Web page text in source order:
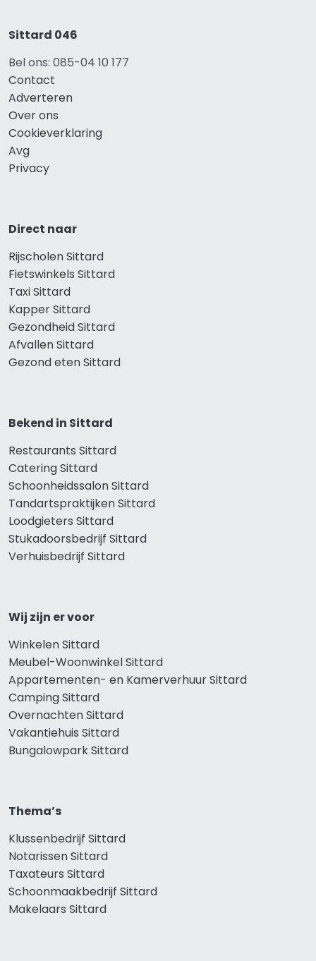
Sittard 046
Bel ons: 085-04 10 177
Contact
Adverteren
Over ons
Cookieverklaring
Avg
Privacy
Direct naar
Rijscholen Sittard
Fietswinkels Sittard
Taxi Sittard
Kapper Sittard
Gezondheid Sittard
Afvallen Sittard
Gezond eten Sittard
Bekend in Sittard
Restaurants Sittard
Catering Sittard
Schoonheidssalon Sittard
Tandartspraktijken Sittard
Loodgieters Sittard
Stukadoorsbedrijf Sittard
Verhuisbedrijf Sittard
Wij zijn er voor
Winkelen Sittard
Meubel-Woonwinkel Sittard
Appartementen- en Kamerverhuur Sittard
Camping Sittard
Overnachten Sittard
Vakantiehuis Sittard
Bungalowpark Sittard
Thema’s
Klussenbedrijf Sittard
Notarissen Sittard
Taxateurs Sittard
Schoonmaakbedrijf Sittard
Makelaars Sittard